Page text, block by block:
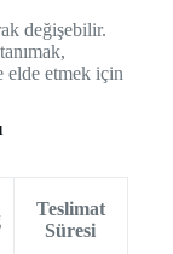
değişebilir.
elde etmek için
Teslimat
Süresi